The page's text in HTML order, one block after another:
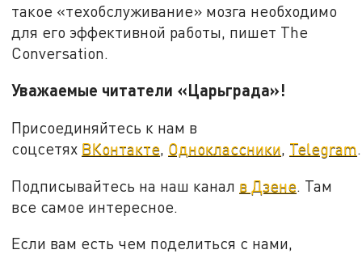
такое «техобслуживание» мозга необходимо
для его эффективной работы, пишет The
Conversation.
Уважаемые читатели «Царьграда»!
Присоединяйтесь к нам в
соцсетях ВКонтакте, Одноклассники, Telegram.
Подписывайтесь на наш канал в Дзене . Там
все самое интересное.
Если вам есть чем поделиться с нами,